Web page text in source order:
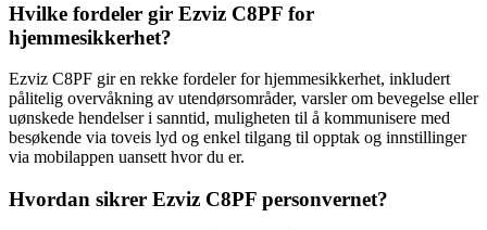
Hvilke fordeler gir Ezviz C8PF for
hjemmesikkerhet?
Ezviz C8PF gir en rekke fordeler for hjemmesikkerhet, inkludert
pålitelig overvåkning av utendørsområder, varsler om bevegelse eller
uønskede hendelser i sanntid, muligheten til å kommunisere med
besøkende via toveis lyd og enkel tilgang til opptak og innstillinger
via mobilappen uansett hvor du er.
Hvordan sikrer Ezviz C8PF personvernet?